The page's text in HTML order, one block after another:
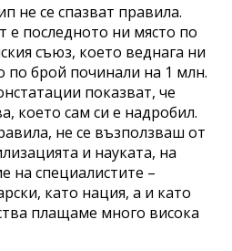
не се спазват правила.
е последното ни място по
съюз, което веднага ни
по брой починали на 1 млн.
показват, че
което сам си е надробил.
не се възползваш от
и науката, на
на специалистите –
като нация, а и като
плащаме много висока